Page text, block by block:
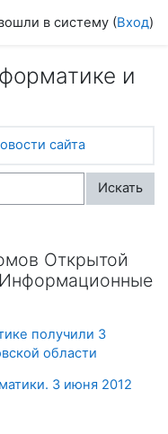
в систему (Вход)
и
сайта
Искать
Открытой
получили 3
области
3 июня 2012